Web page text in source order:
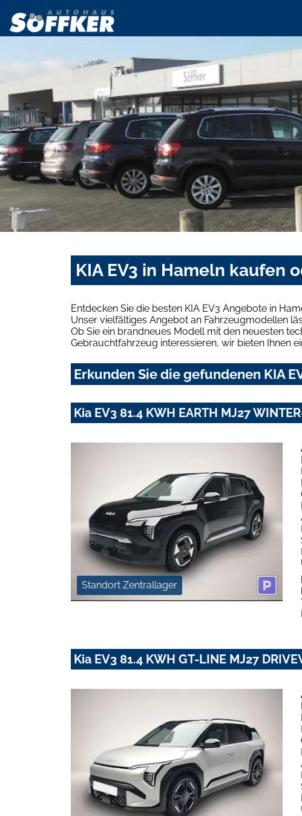
KIA EV3 in Hameln kaufen
Entdecken Sie die besten KIA EV3 Angebote in
Unser vielfältiges Angebot an Fahrzeugmodellen
Ob Sie ein brandneues Modell mit den neuesten
Gebrauchtfahrzeug interessieren, wir bieten Ihnen
Erkunden Sie die gefundenen KIA
Kia EV3 81.4 KWH EARTH MJ27
Standort Zentrallager
Kia EV3 81.4 KWH GT-LINE MJ27